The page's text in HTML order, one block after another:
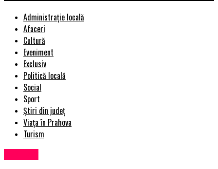
Administrație locală
Afaceri
Cultură
Eveniment
Exclusiv
Politică locală
Social
Sport
Știri din județ
Viața în Prahova
Turism